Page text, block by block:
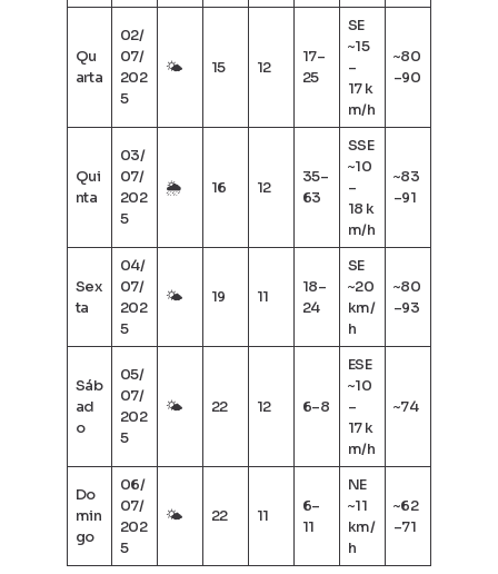
Qu
arta
02/
07/
202
5
🌤 15 12
17–
25
SE
~15
–
17 k
m/h
~80
–90
Qui
nta
03/
07/
202
5
🌦 16 12
35–
63
SSE
~10
–
18 k
m/h
~83
–91
Sex
ta
04/
07/
202
5
🌤 19 11
18–
24
SE
~20
km/
h
~80
–93
Sáb
ad
o
05/
07/
202
5
🌤 22 12 6–8
ESE
~10
–
17 k
m/h
~74
Do
min
go
06/
07/
202
5
🌤 22 11
6–
11
NE
~11
km/
h
~62
–71